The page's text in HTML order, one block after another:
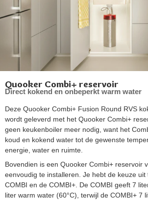
Quooker Combi+ reservoir
Direct kokend en onbeperkt warm water
Deze Quooker Combi+ Fusion Round RVS
wordt geleverd met het Quooker Combi+
geen keukenboiler meer nodig, want het
koud en kokend water tot de gewenste
energie, water en ruimte.
Bovendien is een Quooker Combi+ reservoir
eenvoudig te installeren. Je hebt de keuze
COMBI en de COMBI+. De COMBI geeft 7
liter warm water (60°C), terwijl de COMBI+ 7